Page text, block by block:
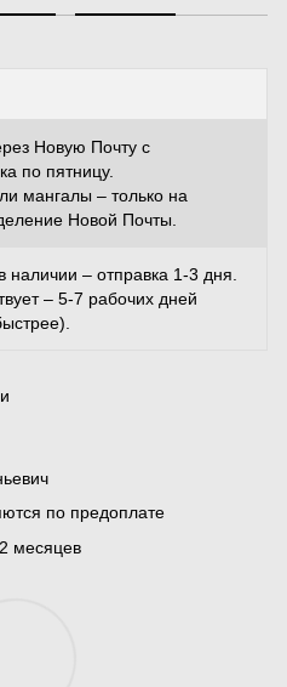
Новую Почту с
по пятницу.
мангалы – только на
Новой Почты.
наличии – отправка 1-3 дня.
– 5-7 рабочих дней
по предоплате
месяцев